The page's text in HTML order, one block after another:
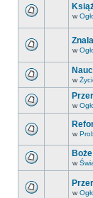
w
w
w
w
w
w
w